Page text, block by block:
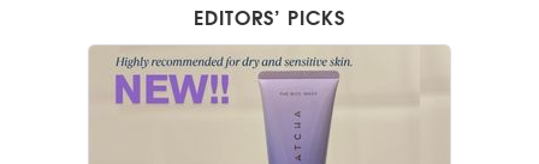
EDITORS’ PICKS